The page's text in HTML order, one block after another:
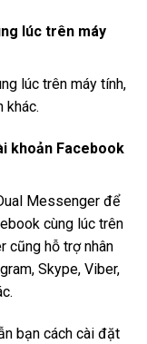
lúc trên máy
lúc trên máy tính,
khác.
khoản Facebook
Messenger để
cùng lúc trên
cũng hỗ trợ nhân
Skype, Viber,
bạn cách cài đặt